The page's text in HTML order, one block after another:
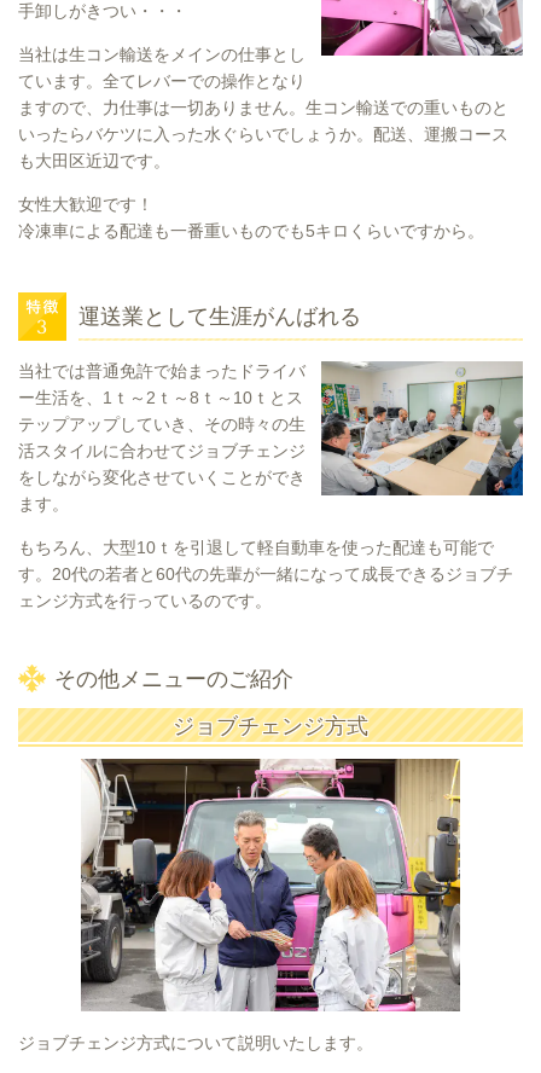
手卸しがきつい・・・
当社は生コン輸送をメインの仕事とし
ています。全てレバーでの操作となり
ますので、力仕事は一切ありません。生コン輸送での重いものと
いったらバケツに入った水ぐらいでしょうか。配送、運搬コース
も大田区近辺です。
女性大歓迎です！
冷凍車による配達も一番重いものでも5キロくらいですから。
運送業として生涯がんばれる
当社では普通免許で始まったドライバ
ー生活を、1ｔ～2ｔ～8ｔ～10ｔとス
テップアップしていき、その時々の生
活スタイルに合わせてジョブチェンジ
をしながら変化させていくことができ
ます。
もちろん、大型10ｔを引退して軽自動車を使った配達も可能で
す。20代の若者と60代の先輩が一緒になって成長できるジョブチ
ェンジ方式を行っているのです。
その他メニューのご紹介
ジョブチェンジ方式
ジョブチェンジ方式について説明いたします。